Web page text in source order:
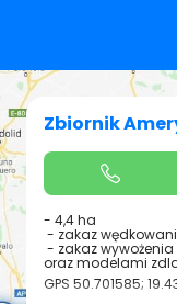
Zbiornik
- 4,4 ha
- zakaz
- zakaz
oraz modelami
GPS 50.701585;